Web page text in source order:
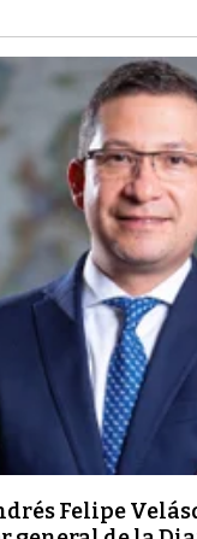
Felipe